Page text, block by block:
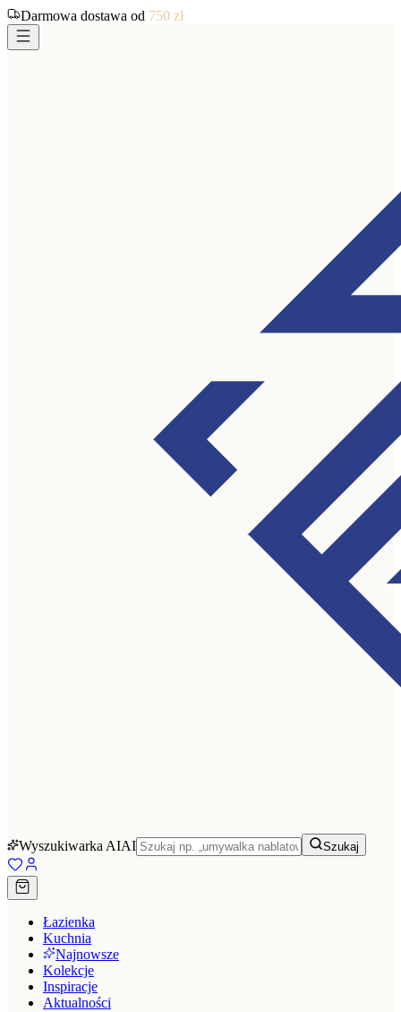
Darmowa dostawa od 750 zł
Wyszukiwarka AIAI Szukaj
Łazienka
Kuchnia
Najnowsze
Kolekcje
Inspiracje
Aktualności